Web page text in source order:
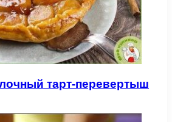
тарт-перевертыш